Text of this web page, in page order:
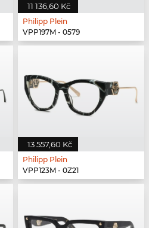
11 136,60 Kč
Philipp Plein
VPP197M - 0579
13 557,60 Kč
Philipp Plein
VPP123M - 0Z21